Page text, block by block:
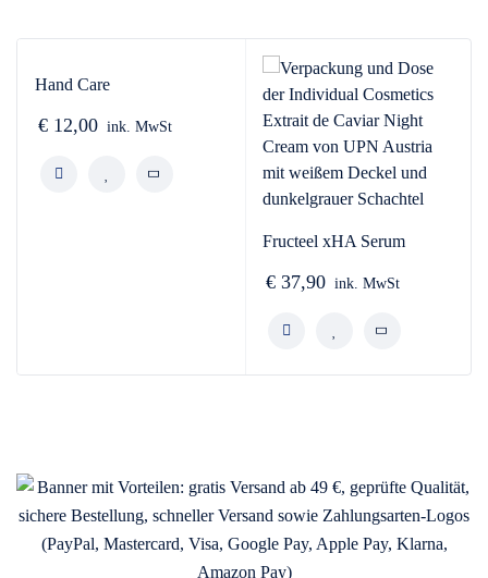
Hand Care
€ 12,00 ink. MwSt
Fructeel xHA Serum
€ 37,90 ink. MwSt